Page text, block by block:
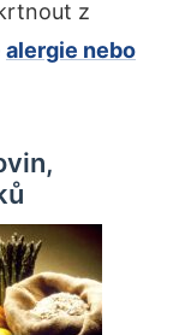
z
alergie nebo